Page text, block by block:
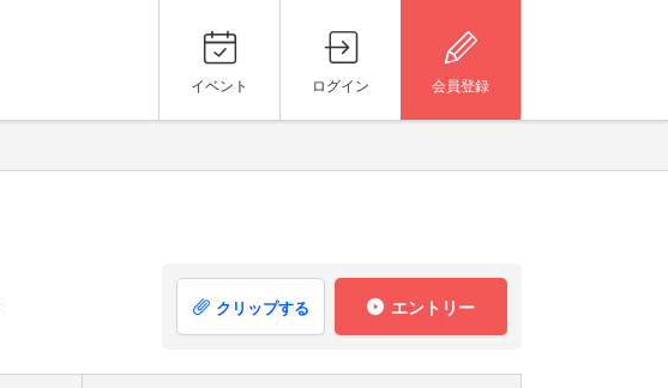
イベント ログイン 会員登録
クリップする エントリー